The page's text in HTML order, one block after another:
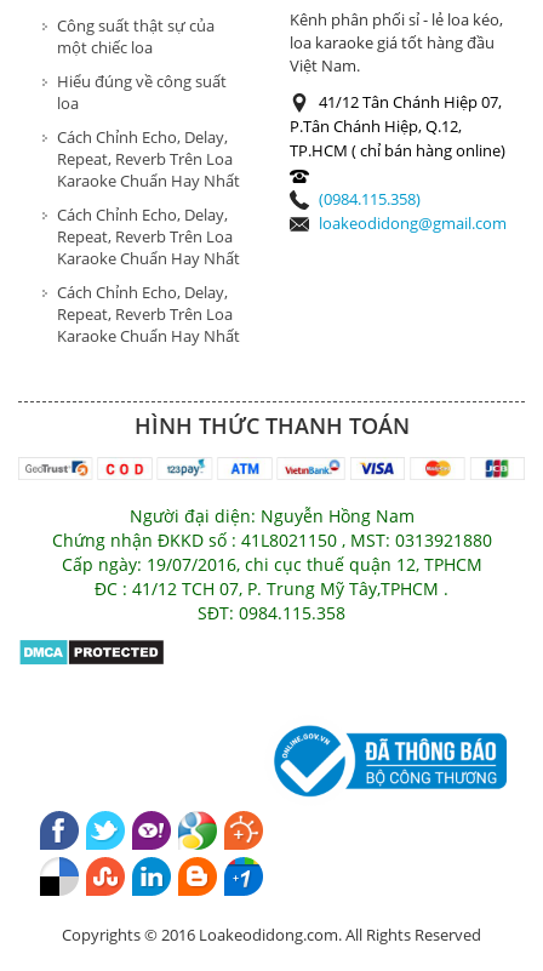
HÀNG
Công suất thật sự của
một chiếc loa
Hiểu đúng về công suất
loa
Cách Chỉnh Echo, Delay,
Repeat, Reverb Trên Loa
Karaoke Chuẩn Hay Nhất
Cách Chỉnh Echo, Delay,
Repeat, Reverb Trên Loa
Karaoke Chuẩn Hay Nhất
Cách Chỉnh Echo, Delay,
Repeat, Reverb Trên Loa
Karaoke Chuẩn Hay Nhất
Kênh phân phối sỉ - lẻ loa kéo,
loa karaoke giá tốt hàng đầu
Việt Nam.
41/12 Tân Chánh Hiệp 07,
P.Tân Chánh Hiệp, Q.12,
TP.HCM ( chỉ bán hàng online)
(0984.115.358)
loakeodidong@gmail.com
HÌNH THỨC THANH TOÁN
Người đại diện: Nguyễn Hồng Nam
Chứng nhận ĐKKD số : 41L8021150 , MST: 0313921880
Cấp ngày: 19/07/2016, chi cục thuế quận 12, TPHCM
ĐC : 41/12 TCH 07, P. Trung Mỹ Tây,TPHCM .
SĐT: 0984.115.358
Copyrights © 2016 Loakeodidong.com. All Rights Reserved